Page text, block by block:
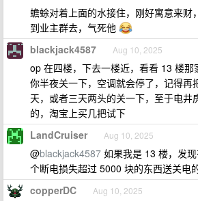
蟾蜍对着上面的水接住，刚好寓意来财
到业主群去，气死他
blackjack4587 Aug 10, 2025
op 在四楼，下去一楼近，看看 13 楼那
你半夜关一下，空调就会停了，记得再
天，或者三天两头的关一下，至于电井
的，淘宝上买几把试下
LandCruiser Aug 10, 2025
@blackjack4587 如果我是 13 楼，发
个断电损失超过 5000 块的东西送关电
copperDC Aug 10, 2025